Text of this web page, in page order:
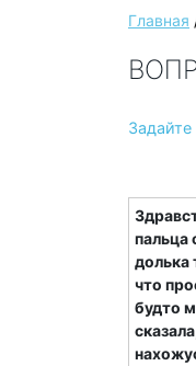
Главная
пальца
долька
что
будто